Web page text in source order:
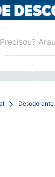
Desodorante